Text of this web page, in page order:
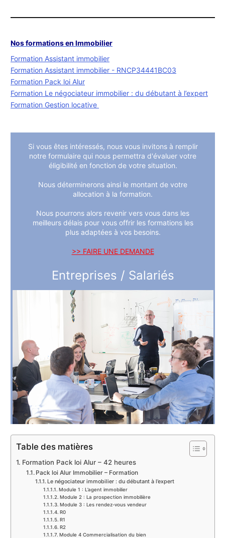
Nos formations en Immobilier
Formation Assistant immobilier
Formation Assistant immobilier - RNCP34441BC03
Formation Pack loi Alur
Formation Le négociateur immobilier : du débutant à l’expert
Formation Gestion locative
Si vous êtes intéressés, nous vous invitons à remplir
notre formulaire qui nous permettra d'évaluer votre
éligibilité en fonction de votre situation.
Nous déterminerons ainsi le montant de votre
allocation à la formation.
Nous pourrons alors revenir vers vous dans les
meilleurs délais pour vous offrir les formations les
plus adaptées à vos besoins.
>> FAIRE UNE DEMANDE
Entreprises / Salariés
Table des matières
Formation Pack loi Alur – 42 heures
Pack loi Alur Immobilier – Formation
Le négociateur immobilier : du débutant à l’expert
Module 1 : L’agent immobilier
Module 2 : La prospection immobilière
Module 3 : Les rendez-vous vendeur
R0
R1
R2
Module 4 Commercialisation du bien